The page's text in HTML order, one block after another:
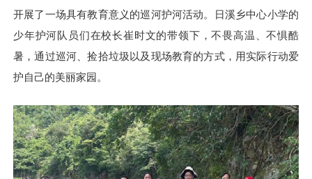
开展了一场具有教育意义的巡河护河活动。日溪乡中心小学的
少年护河队员们在校长崔时文的带领下，不畏高温、不惧酷
暑，通过巡河、捡拾垃圾以及现场教育的方式，用实际行动爱
护自己的美丽家园。